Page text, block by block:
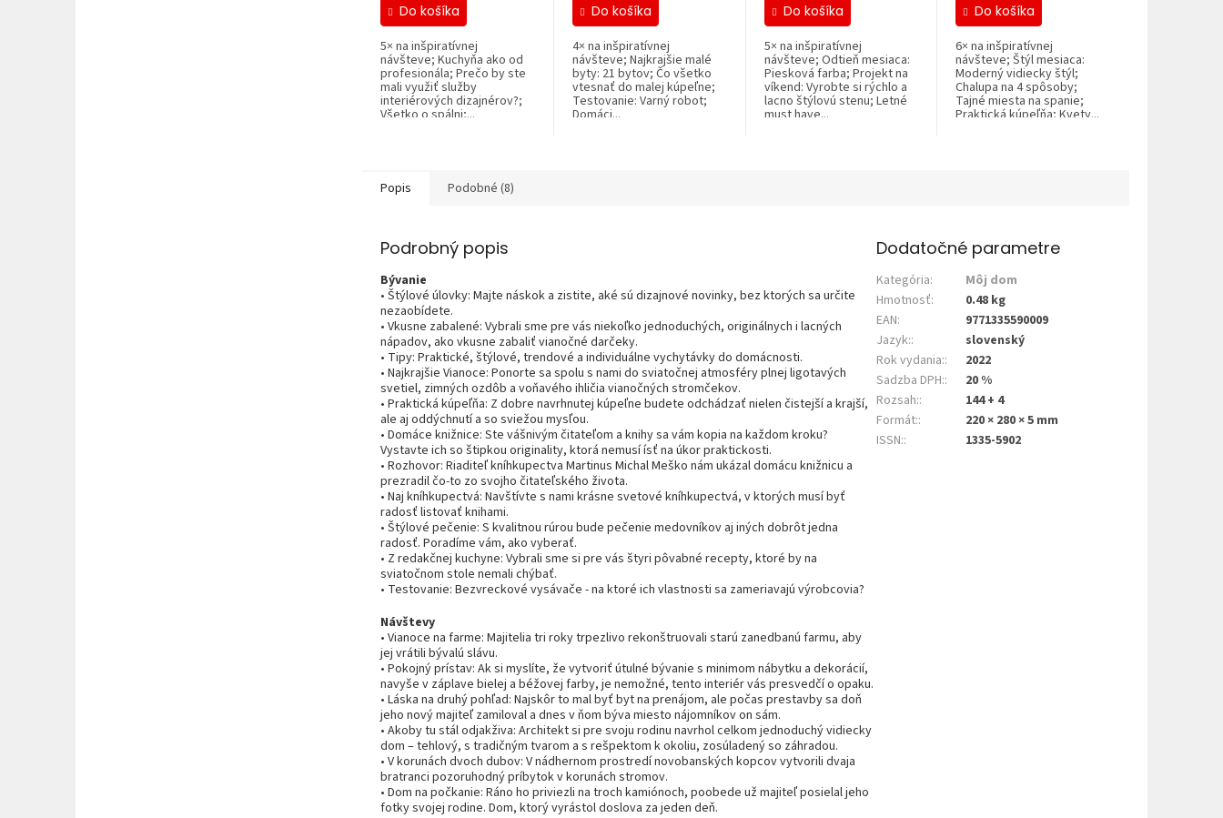
Do košíka
5× na inšpiratívnej
návšteve; Kuchyňa ako od
profesionála; Prečo by ste
mali využiť služby
interiérových dizajnérov?;
Všetko o spálni;...
Do košíka
4× na inšpiratívnej
návšteve; Najkrajšie malé
byty: 21 bytov; Čo všetko
vtesnať do malej kúpeľne;
Testovanie: Varný robot;
Domáci...
Do košíka
5× na inšpiratívnej
návšteve; Odtieň mesiaca:
Piesková farba; Projekt na
víkend: Vyrobte si rýchlo a
lacno štýlovú stenu; Letné
must have...
Do košíka
6× na inšpiratívnej
návšteve; Štýl mesiaca:
Moderný vidiecky štýl;
Chalupa na 4 spôsoby;
Tajné miesta na spanie;
Praktická kúpeľňa; Kvety...
Popis Podobné (8)
Podrobný popis
Bývanie
• Štýlové úlovky: Majte náskok a zistite, aké sú dizajnové novinky, bez ktorých sa určite
nezaobídete.
• Vkusne zabalené: Vybrali sme pre vás niekoľko jednoduchých, originálnych i lacných
nápadov, ako vkusne zabaliť vianočné darčeky.
• Tipy: Praktické, štýlové, trendové a individuálne vychytávky do domácnosti.
• Najkrajšie Vianoce: Ponorte sa spolu s nami do sviatočnej atmosféry plnej ligotavých
svetiel, zimných ozdôb a voňavého ihličia vianočných stromčekov.
• Praktická kúpeľňa: Z dobre navrhnutej kúpeľne budete odchádzať nielen čistejší a krajší,
ale aj oddýchnutí a so sviežou mysľou.
• Domáce knižnice: Ste vášnivým čitateľom a knihy sa vám kopia na každom kroku?
Vystavte ich so štipkou originality, ktorá nemusí ísť na úkor praktickosti.
• Rozhovor: Riaditeľ kníhkupectva Martinus Michal Meško nám ukázal domácu knižnicu a
prezradil čo-to zo svojho čitateľského života.
• Naj kníhkupectvá: Navštívte s nami krásne svetové kníhkupectvá, v ktorých musí byť
radosť listovať knihami.
• Štýlové pečenie: S kvalitnou rúrou bude pečenie medovníkov aj iných dobrôt jedna
radosť. Poradíme vám, ako vyberať.
• Z redakčnej kuchyne: Vybrali sme si pre vás štyri pôvabné recepty, ktoré by na
sviatočnom stole nemali chýbať.
• Testovanie: Bezvreckové vysávače - na ktoré ich vlastnosti sa zameriavajú výrobcovia?
Návštevy
• Vianoce na farme: Majitelia tri roky trpezlivo rekonštruovali starú zanedbanú farmu, aby
jej vrátili bývalú slávu.
• Pokojný prístav: Ak si myslíte, že vytvoriť útulné bývanie s minimom nábytku a dekorácií,
navyše v záplave bielej a béžovej farby, je nemožné, tento interiér vás presvedčí o opaku.
• Láska na druhý pohľad: Najskôr to mal byť byt na prenájom, ale počas prestavby sa doň
jeho nový majiteľ zamiloval a dnes v ňom býva miesto nájomníkov on sám.
• Akoby tu stál odjakživa: Architekt si pre svoju rodinu navrhol celkom jednoduchý vidiecky
dom – tehlový, s tradičným tvarom a s rešpektom k okoliu, zosúladený so záhradou.
• V korunách dvoch dubov: V nádhernom prostredí novobanských kopcov vytvorili dvaja
bratranci pozoruhodný príbytok v korunách stromov.
• Dom na počkanie: Ráno ho priviezli na troch kamiónoch, poobede už majiteľ posielal jeho
fotky svojej rodine. Dom, ktorý vyrástol doslova za jeden deň.
Dodatočné parametre
Kategória:
Môj dom
Hmotnosť:
0.48 kg
EAN:
9771335590009
Jazyk::
slovenský
Rok vydania::
2022
Sadzba DPH::
20 %
Rozsah::
144 + 4
Formát::
220 × 280 × 5 mm
ISSN:: 1335-5902